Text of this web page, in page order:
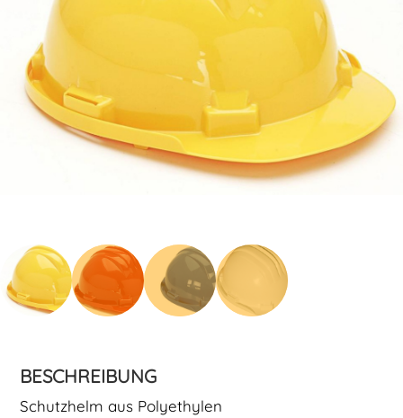
BESCHREIBUNG
Schutzhelm aus Polyethylen